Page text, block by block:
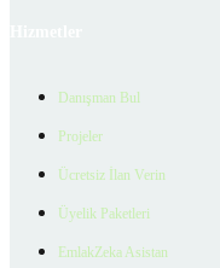
Danışman Bul
Projeler
Ücretsiz İlan Verin
Üyelik Paketleri
EmlakZeka Asistan